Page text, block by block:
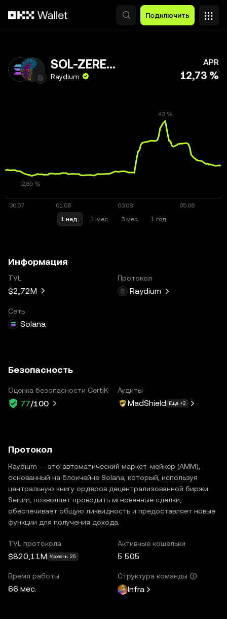
Подключить
SOL-ZEREBRO
Raydium
APR
12,73 %
1 нед. 1 мес. 3 мес. 1 год
Информация
TVL
$2,72M
Протокол
Raydium
Сеть
Solana
Безопасность
Оценка безопасности CertiK
77/100
Аудиты
MadShield Еще +3
Протокол
Raydium — это автоматический маркет-мейкер (AMM),
основанный на блокчейне Solana, который, используя
центральную книгу ордеров децентрализованной биржи
Serum, позволяет проводить мгновенные сделки,
обеспечивает общую ликвидность и предоставляет новые
функции для получения дохода.
TVL протокола
$820,11M Уровень: 25
Активные кошельки
5 505
Время работы
66 мес.
Структура команды
Infra